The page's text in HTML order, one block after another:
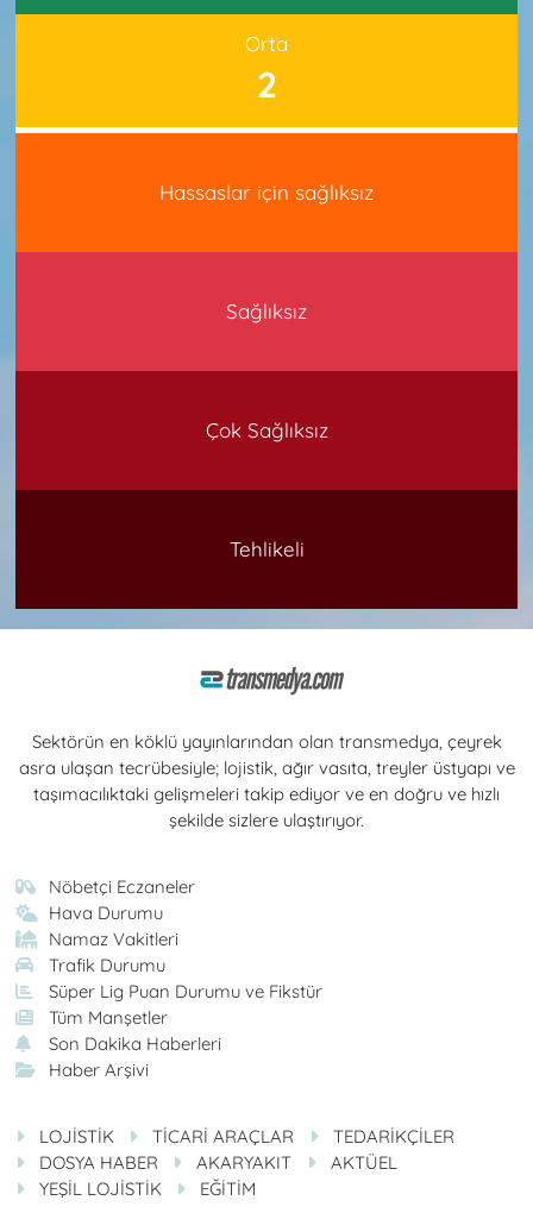
Orta
2
Hassaslar için sağlıksız
Sağlıksız
Çok Sağlıksız
Tehlikeli
Sektörün en köklü yayınlarından olan transmedya, çeyrek
asra ulaşan tecrübesiyle; lojistik, ağır vasıta, treyler üstyapı ve
taşımacılıktaki gelişmeleri takip ediyor ve en doğru ve hızlı
şekilde sizlere ulaştırıyor.
Nöbetçi Eczaneler
Hava Durumu
Namaz Vakitleri
Trafik Durumu
Süper Lig Puan Durumu ve Fikstür
Tüm Manşetler
Son Dakika Haberleri
Haber Arşivi
LOJİSTİK TİCARİ ARAÇLAR
TEDARİKÇİLER
DOSYA HABER
AKARYAKIT
AKTÜEL
YEŞİL LOJİSTİK
EĞİTİM